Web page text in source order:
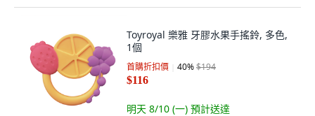
Toyroyal 樂雅 牙膠水果手搖鈴, 多色,
1個
首購折扣價 40%$194
$116
明天 8/10 (一) 預計送達